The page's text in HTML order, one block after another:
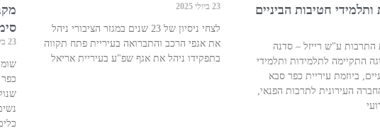
ותלמידי חטיבות הביניים
התרבות ע"ש רייזל – סדנה
התקיימה לתלמידות ותלמידי
ביוזמת עיריית כפר סבא
העירונית לתרבות הפנאי,
23 ביולי 2025
לצחי ניסיון של 23 שנים במגזר הציבורי ניהל
את אגפי הרכב והתברואה בעיריית פתח תקווה
בתפקידו ניהל את אגף שפ"ע בעיריית אריאל
23 ביולי 2025